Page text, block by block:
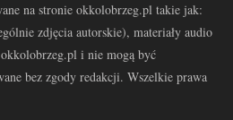
na stronie okkolobrzeg.pl takie jak:
zdjęcia autorskie), materiały audio
i nie mogą być
bez zgody redakcji. Wszelkie prawa